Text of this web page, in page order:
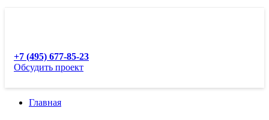
+7 (495) 677-85-23
Обсудить проект
Главная